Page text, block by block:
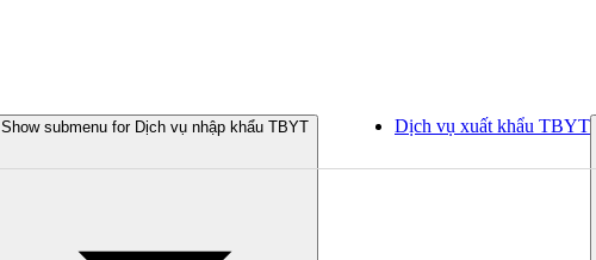
Show submenu for Dịch vụ nhập khẩu TBYT Dịch vụ xuất khẩu TBYT